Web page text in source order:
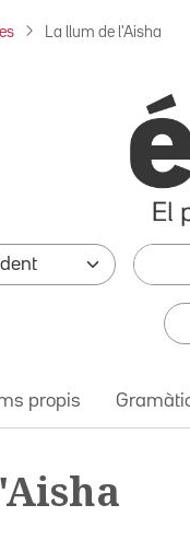
La llum de l'Aisha
propis